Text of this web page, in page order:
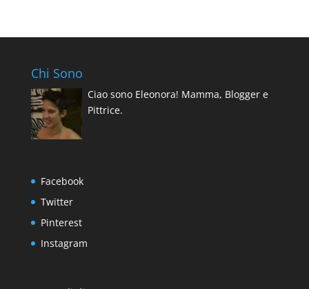
69.00€
Chi Sono
Ciao sono Eleonora! Mamma, Blogger e
Pittrice.
Facebook
Twitter
Pinterest
Instagram